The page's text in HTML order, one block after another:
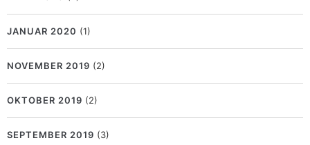
JANUAR 2020 (1)
NOVEMBER 2019 (2)
OKTOBER 2019 (2)
SEPTEMBER 2019 (3)